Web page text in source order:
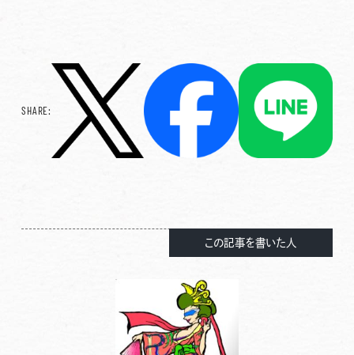
SHARE:
この記事を書いた人